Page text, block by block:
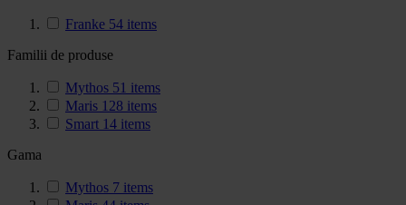
Franke 54 items
Familii de produse
Mythos 51 items
Maris 128 items
Smart 14 items
Gama
Mythos 7 items